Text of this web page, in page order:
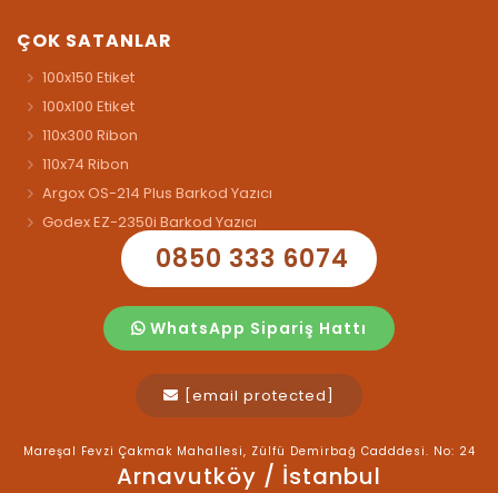
ÇOK SATANLAR
100x150 Etiket
100x100 Etiket
110x300 Ribon
110x74 Ribon
Argox OS-214 Plus Barkod Yazıcı
Godex EZ-2350i Barkod Yazıcı
0850 333 6074
WhatsApp Sipariş Hattı
[email protected]
Mareşal Fevzi Çakmak Mahallesi, Zülfü Demirbağ Cadddesi. No: 24
Arnavutköy / İstanbul